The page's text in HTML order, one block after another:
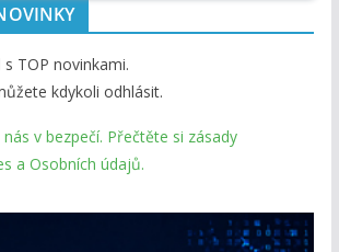
TOP novinkami.
kdykoli odhlásit.
v bezpečí. Přečtěte si zásady
a Osobních údajů.